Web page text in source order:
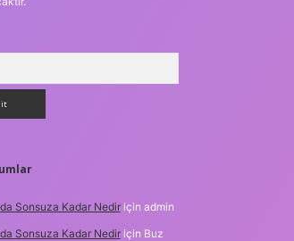
Sonsuza Kadar Nediriçin admin
Sonsuza Kadar Nediriçin Buz